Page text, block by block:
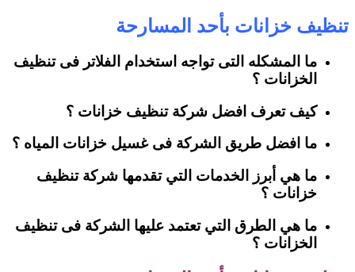
تنظيف خزانات بأحد المسارحة
ما المشكله التى تواجه استخدام الفلاتر فى تنظيف
الخزانات ؟
كيف تعرف افضل شركة تنظيف خزانات ؟
ما افضل طريق الشركة فى غسيل خزانات المياه ؟
ما هي أبرز الخدمات التي تقدمها شركة تنظيف
خزانات ؟
ما هي الطرق التي تعتمد عليها الشركة فى تنظيف
الخزانات ؟